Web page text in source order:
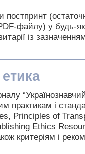
файлу) у будь-
із
практикам і
Principles of
Ethics
критеріям і